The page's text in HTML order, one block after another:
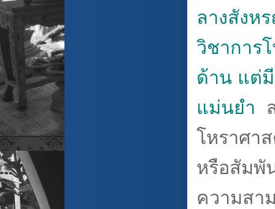
ลางสังห
วิชาการ
ด้าน แต่
แม่นยำ
โหราศา
หรือสัมพั
ความสา